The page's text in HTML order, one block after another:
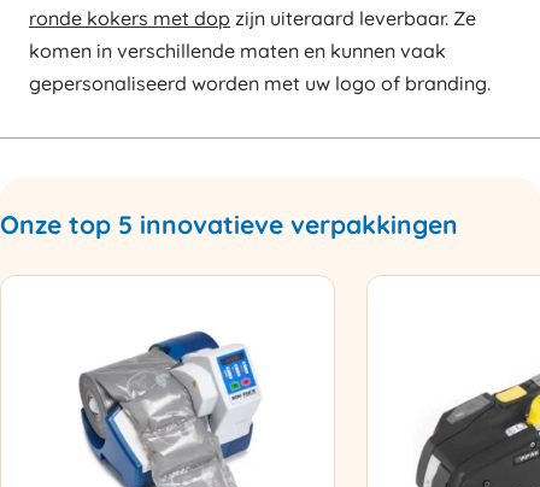
ronde kokers met dop zijn uiteraard leverbaar. Ze
komen in verschillende maten en kunnen vaak
gepersonaliseerd worden met uw logo of branding.
Onze top 5 innovatieve verpakkingen